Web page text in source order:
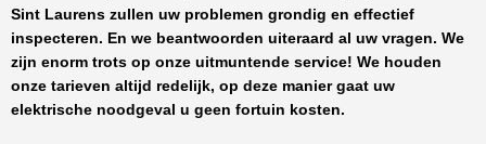
Sint Laurens zullen uw problemen grondig en effectief
inspecteren. En we beantwoorden uiteraard al uw vragen. We
zijn enorm trots op onze uitmuntende service! We houden
onze tarieven altijd redelijk, op deze manier gaat uw
elektrische noodgeval u geen fortuin kosten.